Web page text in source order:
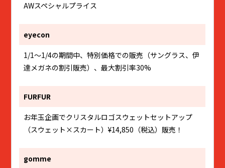
AWスペシャルプライス
eyecon
1/1～1/4の期間中、特別価格での販売（サングラス、伊
達メガネの割引販売）、最大割引率30%
FURFUR
お年玉企画でクリスタルロゴスウェットセットアップ
（スウェット×スカート）¥14,850（税込）販売！
gomme